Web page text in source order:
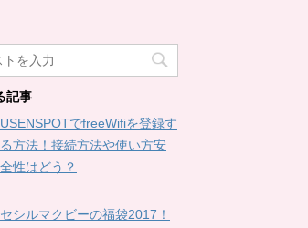
記事
USENSPOTでfreeWifiを登録す
る方法！接続方法や使い方安
全性はどう？
セシルマクビーの福袋2017！